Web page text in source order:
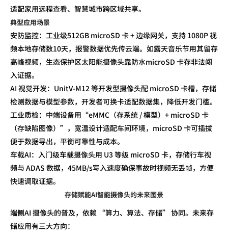
适配家用远程查看、智慧城市跨区域共享。
典型应用场景
安防监控：工业级512GB microSD 卡+边缘网关，支持 1080P视
频本地存储数10天，报警数据优先传云端。如露天音乐节用其留存
高峰视频，生态保护区太阳能摄像头靠防水microSD 卡存非法闯
入证据。
AI 视觉开发： UnitV-M12等开发型摄像头配 microSD 卡槽，存储
检测数据与模型参数，开发者可换卡适配数据集，降低开发门槛。
工业质检：中端设备用 “eMMC （存系统 /模型） + microSD 卡
（存缺陷图像）”，宽温设计适配车间环境， microSD 卡可插拔
便于数据导出，平衡可靠性与成本。
车载AI：入门级车载摄像头用 U3等级 microSD 卡，存储行车视
频与 ADAS 数据， 45MB/s写入速度确保事故时视频无丢帧，方便
快速调取证据。
存储赋能AI智能摄像头的未来图景
端侧AI 摄像头的普及，依赖 “算力、算法、存储” 协同。未来存
储应用有三大方向：